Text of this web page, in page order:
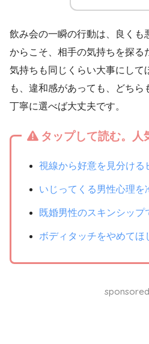
飲み会の一瞬の行動は、良くも
からこそ、相手の気持ちを探る
気持ちも同じくらい大事にして
も、違和感があっても、どちら
丁寧に選べば大丈夫です。
タップして読む。人
視線から好意を見分ける
いじってくる男性心理を
既婚男性のスキンシップ
ボディタッチをやめてほ